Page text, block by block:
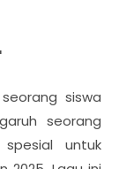
siswa
seorang
untuk